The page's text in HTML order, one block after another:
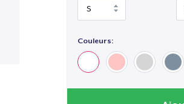
Couleurs: